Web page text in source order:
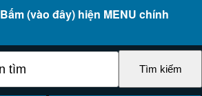
Bấm (vào đây) hiện MENU chính